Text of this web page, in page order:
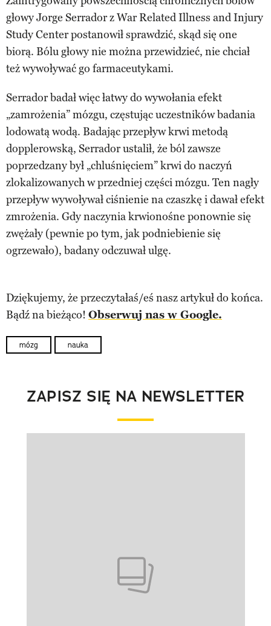
głowy Jorge Serrador z War Related Illness and Injury
Study Center postanowił sprawdzić, skąd się one
biorą. Bólu głowy nie można przewidzieć, nie chciał
też wywoływać go farmaceutykami.
Serrador badał więc łatwy do wywołania efekt
„zamrożenia” mózgu, częstując uczestników badania
lodowatą wodą. Badając przepływ krwi metodą
dopplerowską, Serrador ustalił, że ból zawsze
poprzedzany był „chluśnięciem” krwi do naczyń
zlokalizowanych w przedniej części mózgu. Ten nagły
przepływ wywoływał ciśnienie na czaszkę i dawał efekt
zmrożenia. Gdy naczynia krwionośne ponownie się
zwężały (pewnie po tym, jak podniebienie się
ogrzewało), badany odczuwał ulgę.
Dziękujemy, że przeczytałaś/eś nasz artykuł do końca.
Bądź na bieżąco! Obserwuj nas w Google.
mózg nauka
ZAPISZ SIĘ NA NEWSLETTER